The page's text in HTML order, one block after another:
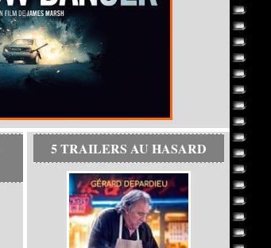
5 TRAILERS AU HASARD